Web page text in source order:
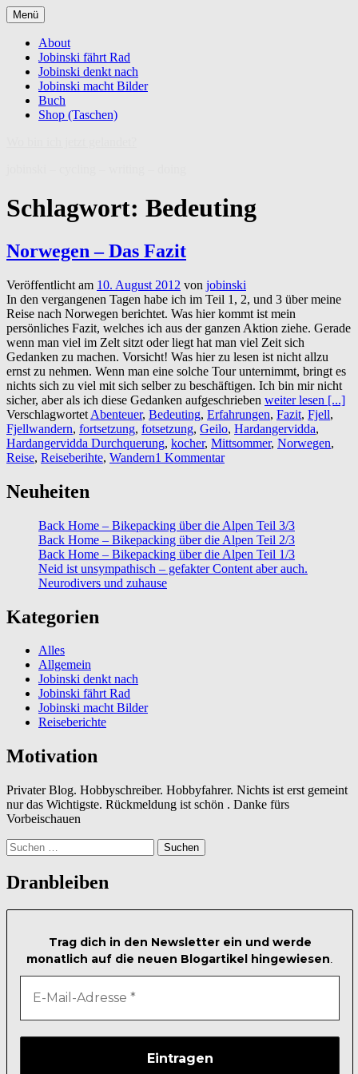
Zum
Inhalt
springen
Menü
About
Jobinski fährt Rad
Jobinski denkt nach
Jobinski macht Bilder
Buch
Shop (Taschen)
Schlagwort: Bedeuting
Norwegen – Das Fazit
Veröffentlicht am 10. August 2012 von jobinski
In den vergangenen Tagen habe ich im Teil 1, 2, und 3 über meine
Reise nach Norwegen berichtet. Was hier kommt ist mein
persönliches Fazit, welches ich aus der ganzen Aktion ziehe. Gerade
wenn man viel im Zelt sitzt oder liegt hat man viel Zeit sich
Gedanken zu machen. Vorsicht! Was hier zu lesen ist nicht allzu
ernst zu nehmen. Wenn man eine solche Tour unternimmt, bringt es
nichts sich zu viel mit sich selber zu beschäftigen. Ich bin mir nicht
sicher, aber als ich diese Gedanken aufgeschrieben weiter lesen [...]
Verschlagwortet Abenteuer, Bedeuting, Erfahrungen, Fazit, Fjell,
Fjellwandern, fortsetzung, fotsetzung, Geilo, Hardangervidda,
Hardangervidda Durchquerung, kocher, Mittsommer, Norwegen,
Reise, Reiseberihte, Wandern1 Kommentar
Neuheiten
Back Home – Bikepacking über die Alpen Teil 3/3
Back Home – Bikepacking über die Alpen Teil 2/3
Back Home – Bikepacking über die Alpen Teil 1/3
Neid ist unsympathisch – gefakter Content aber auch.
Neurodivers und zuhause
Kategorien
Alles
Allgemein
Jobinski denkt nach
Jobinski fährt Rad
Jobinski macht Bilder
Reiseberichte
Motivation
Privater Blog. Hobbyschreiber. Hobbyfahrer. Nichts ist erst gemeint
nur das Wichtigste. Rückmeldung ist schön . Danke fürs
Vorbeischauen
Suchen
nach:
Dranbleiben
Trag dich in den Newsletter ein und werde
monatlich auf die neuen Blogartikel hingewiesen.